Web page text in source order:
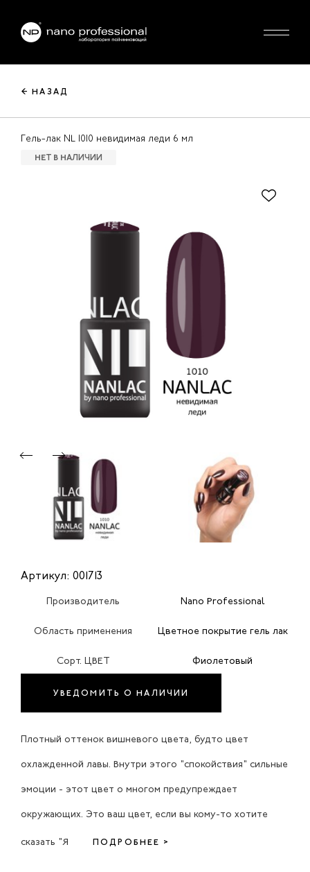
← НАЗАД
Гель-лак NL 1010 невидимая леди 6 мл
НЕТ В НАЛИЧИИ
Артикул: 001713
Производитель Nano Professional
Область применения Цветное покрытие гель лак
Сорт. ЦВЕТ Фиолетовый
УВЕДОМИТЬ О НАЛИЧИИ
Плотный оттенок вишневого цвета, будто цвет
охлажденной лавы. Внутри этого "спокойствия" сильные
эмоции - этот цвет о многом предупреждает
окружающих. Это ваш цвет, если вы кому-то хотите
сказать "Я ПОДРОБНЕЕ >